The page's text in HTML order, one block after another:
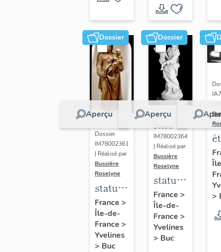
Dossier
Aperçu
Dossier
IM78002361
| Réalisé par
Bussière
Roselyne
statue :
Vierge
à
l'Enfant
(n°2)
France >
Île-de-
France >
Yvelines
> Buc
Dossier
Aperçu
Dossier
IM78002364
| Réalisé par
Bussière
Roselyne
statue :
Vierge
à
l'Enfant
(n°1)
France >
Île-de-
France >
Yvelines
> Buc
>